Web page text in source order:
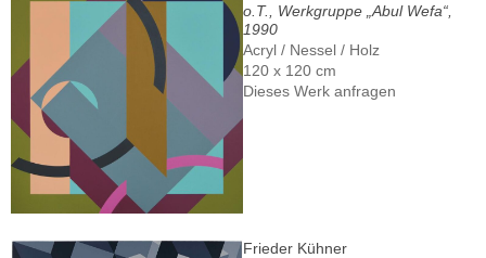
o.T., Werkgruppe „Abul Wefa“,
1990
Acryl / Nessel / Holz
120 x 120 cm
Dieses Werk anfragen
Frieder Kühner